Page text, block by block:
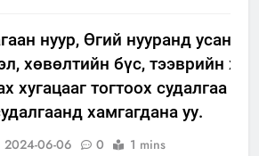
нуур, Өгий нууранд усан
хөвөлтийн бүс, тээврийн
хугацааг тогтоох судалгаа
хамгагдана уу.
2024-06-06 0 1 mins